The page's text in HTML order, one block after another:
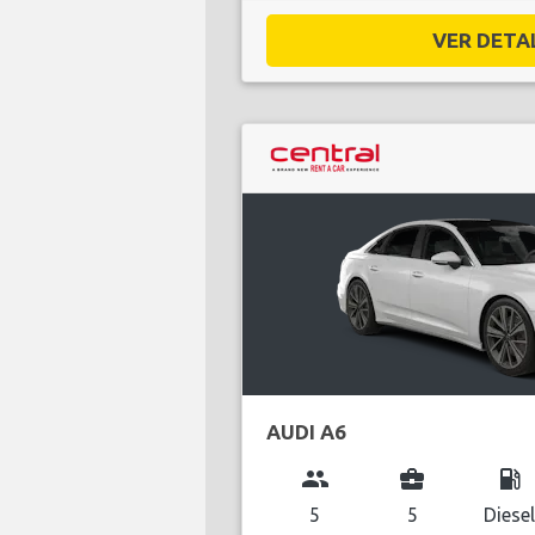
VER
AUDI A6
group
5
business_center
5
local_gas_station
Diesel